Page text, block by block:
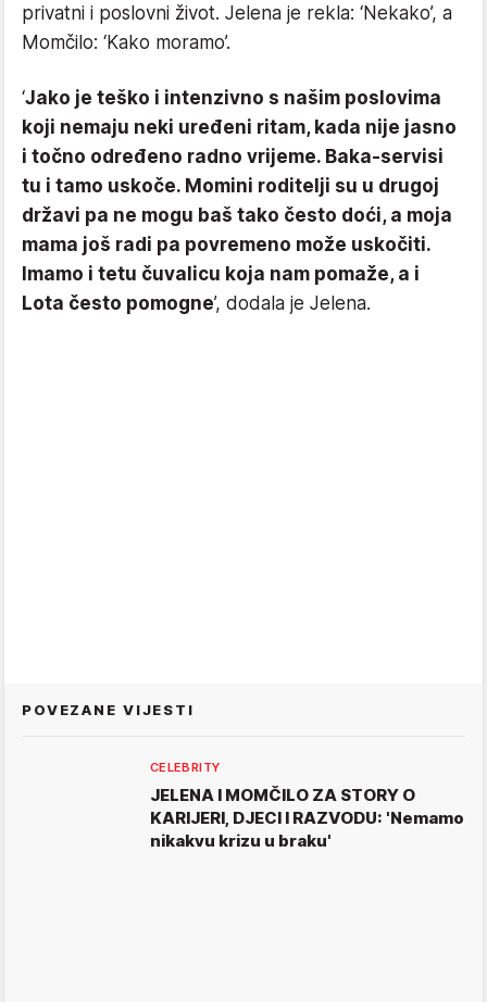
privatni i poslovni život. Jelena je rekla: ‘Nekako’, a
Momčilo: ‘Kako moramo’.
‘Jako je teško i intenzivno s našim poslovima
koji nemaju neki uređeni ritam, kada nije jasno
i točno određeno radno vrijeme. Baka-servisi
tu i tamo uskoče. Momini roditelji su u drugoj
državi pa ne mogu baš tako često doći, a moja
mama još radi pa povremeno može uskočiti.
Imamo i tetu čuvalicu koja nam pomaže, a i
Lota često pomogne’, dodala je Jelena.
POVEZANE VIJESTI
CELEBRITY
JELENA I MOMČILO ZA STORY O
KARIJERI, DJECI I RAZVODU: 'Nemamo
nikakvu krizu u braku'